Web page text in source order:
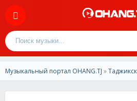
Музыкальный портал OHANG.TJ »